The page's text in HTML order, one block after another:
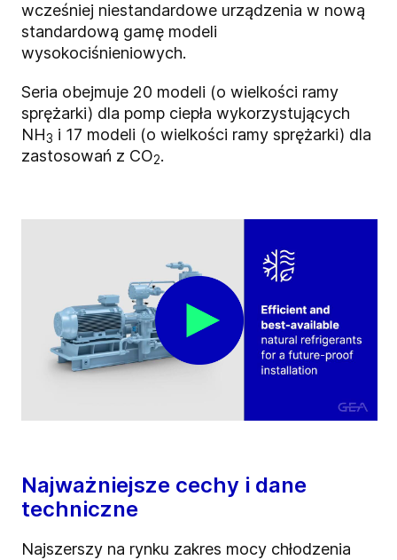
wcześniej niestandardowe urządzenia w nową
standardową gamę modeli
wysokociśnieniowych.
Seria obejmuje 20 modeli (o wielkości ramy
sprężarki) dla pomp ciepła wykorzystujących
NH3 i 17 modeli (o wielkości ramy sprężarki) dla
zastosowań z CO2.
Najważniejsze cechy i dane
techniczne
Najszerszy na rynku zakres mocy chłodzenia